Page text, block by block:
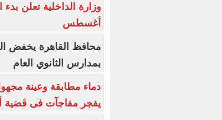
أغسطس
محافظ القاهرة يخفض
بمدارس الثانوي العام
دماء مطابقة وعينة
يفجر مفاجآت فى